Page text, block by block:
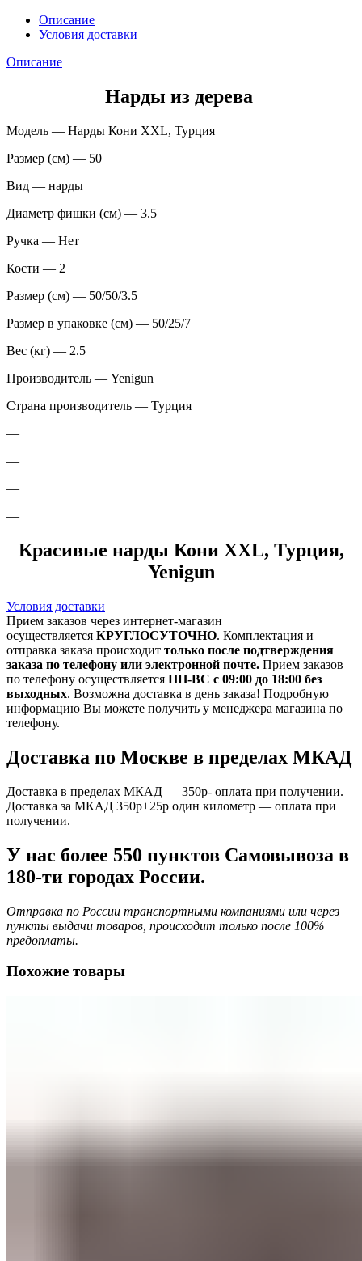
Описание
Условия доставки
Описание
Нарды из дерева
Модель — Нарды Кони XXL, Турция
Размер (см) — 50
Вид — нарды
Диаметр фишки (см) — 3.5
Ручка — Нет
Кости — 2
Размер (см) — 50/50/3.5
Размер в упаковке (см) — 50/25/7
Вес (кг) — 2.5
Производитель — Yenigun
Страна производитель — Турция
—
—
—
—
Красивые нарды Кони XXL, Турция,
Yenigun
Условия доставки
Прием заказов через интернет-магазин
осуществляется КРУГЛОСУТОЧНО. Комплектация и
отправка заказа происходит только после подтверждения
заказа по телефону или электронной почте. Прием заказов
по телефону осуществляется ПН-ВС с 09:00 до 18:00 без
выходных. Возможна доставка в день заказа! Подробную
информацию Вы можете получить у менеджера магазина по
телефону.
Доставка по Москве в пределах МКАД
Доставка в пределах МКАД — 350р- оплата при получении.
Доставка за МКАД 350р+25р один километр — оплата при
получении.
У нас более 550 пунктов Самовывоза в
180-ти городах России.
Отправка по России транспортными компаниями или через
пункты выдачи товаров, происходит только после 100%
предоплаты.
Похожие товары